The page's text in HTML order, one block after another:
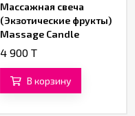
Массажная свеча
(Экзотические фрукты)
Massage Candle
(Shunga)
4 900 T
В корзину